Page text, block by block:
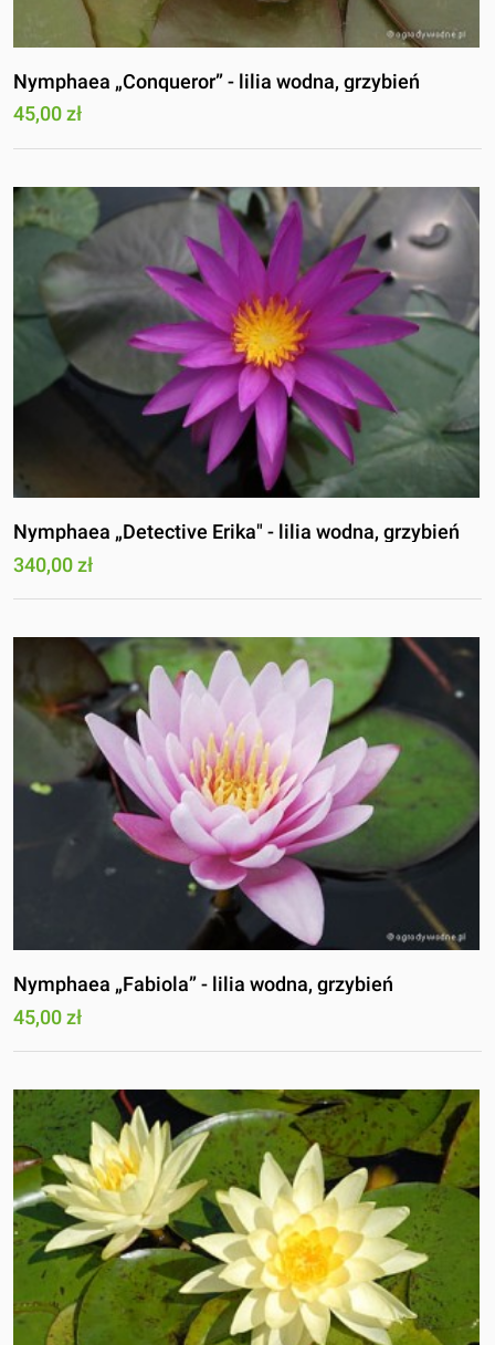
Nymphaea „Conqueror” - lilia wodna, grzybień
45,00 zł
Nymphaea „Detective Erika" - lilia wodna, grzybień
340,00 zł
Nymphaea „Fabiola” - lilia wodna, grzybień
45,00 zł